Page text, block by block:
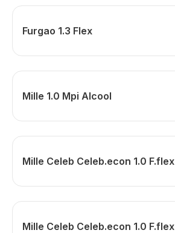
Furgao 1.3 Flex
Mille 1.0 Mpi Alcool
Mille Celeb Celeb.econ 1.0 F.flex
Mille Celeb Celeb.econ 1.0 F.flex